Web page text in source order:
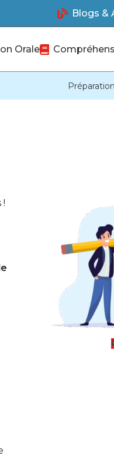
Blogs &
Orale
!